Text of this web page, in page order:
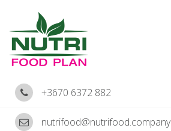
+3670 6372 882
nutrifood@nutrifood.company